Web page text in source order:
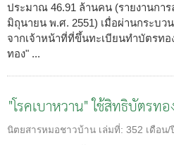
ประมาณ 46.91 ล้านคน (รายงานกา
มิถุนายน พ.ศ. 2551) เมื่อผ่านกระบว
จากเจ้าหน้าที่ที่ขึ้นทะเบียนทำบัตรท
ทอง" ...
"โรคเบาหวาน" ใช้สิทธิบัตรท
นิตยสารหมอชาวบ้าน เล่มที่: 352 เดือน/